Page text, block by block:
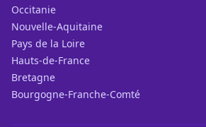
Occitanie
Nouvelle-Aquitaine
Pays de la Loire
Hauts-de-France
Bretagne
Bourgogne-Franche-Comté